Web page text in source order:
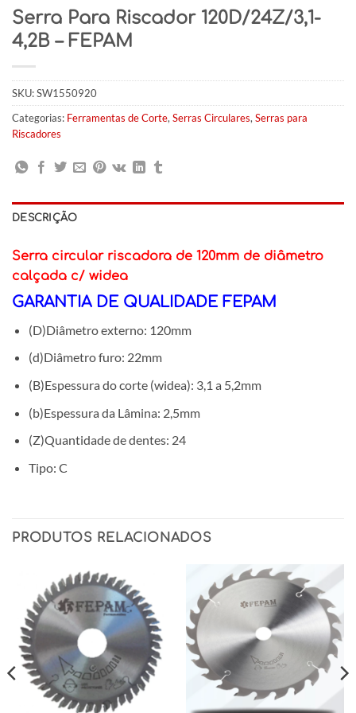
Serra Para Riscador 120D/24Z/3,1-
4,2B – FEPAM
SKU:SW1550920
Categorias: Ferramentas de Corte,Serras Circulares,Serras para
Riscadores
DESCRIÇÃO
Serra circular riscadora de 120mm de diâmetro
calçada c/ widea
GARANTIA DE QUALIDADE FEPAM
(D)Diâmetro externo: 120mm
(d)Diâmetro furo: 22mm
(B)Espessura do corte (widea): 3,1 a 5,2mm
(b)Espessura da Lâmina: 2,5mm
(Z)Quantidade de dentes: 24
Tipo: C
PRODUTOS RELACIONADOS